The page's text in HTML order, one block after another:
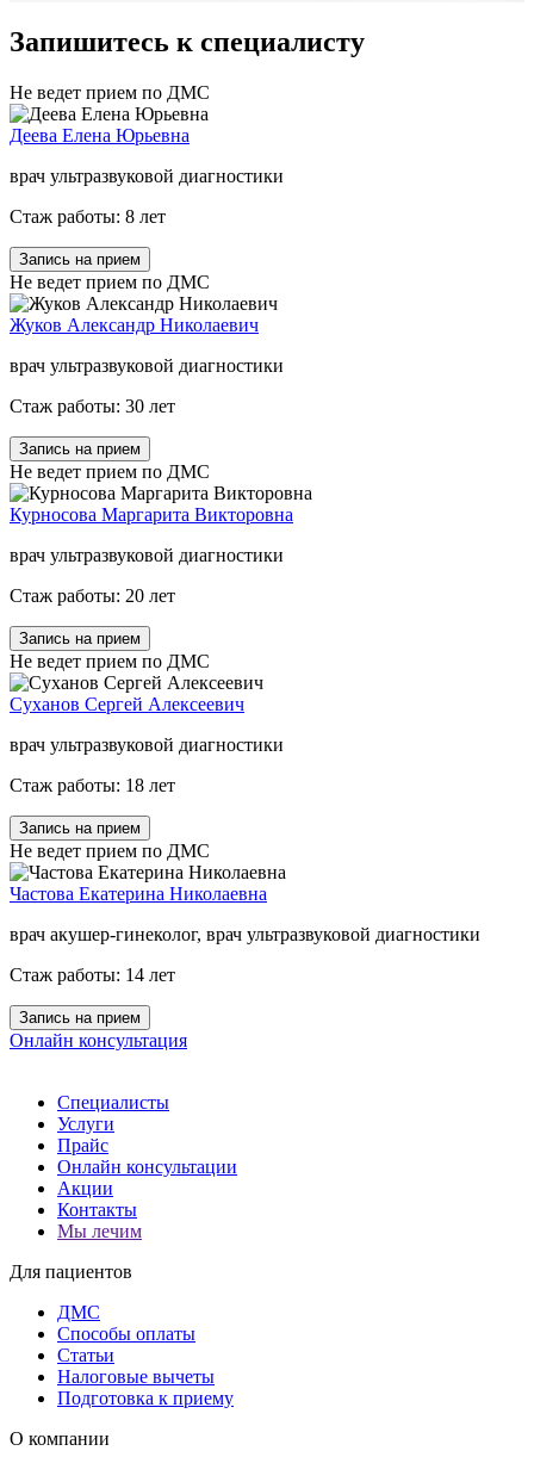
Запишитесь к специалисту
Не ведет прием по ДМС
Деева Елена Юрьевна
врач ультразвуковой диагностики
Стаж работы: 8 лет
Запись на прием
Не ведет прием по ДМС
Жуков Александр Николаевич
врач ультразвуковой диагностики
Стаж работы: 30 лет
Запись на прием
Не ведет прием по ДМС
Курносова Маргарита Викторовна
врач ультразвуковой диагностики
Стаж работы: 20 лет
Запись на прием
Не ведет прием по ДМС
Суханов Сергей Алексеевич
врач ультразвуковой диагностики
Стаж работы: 18 лет
Запись на прием
Не ведет прием по ДМС
Частова Екатерина Николаевна
врач акушер-гинеколог, врач ультразвуковой диагностики
Стаж работы: 14 лет
Запись на прием
Онлайн консультация
Специалисты
Услуги
Прайс
Онлайн консультации
Акции
Контакты
Мы лечим
Для пациентов
ДМС
Способы оплаты
Статьи
Налоговые вычеты
Подготовка к приему
О компании